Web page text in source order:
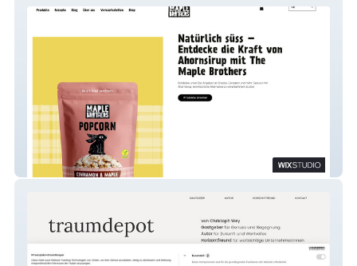
TheMapleBrothers